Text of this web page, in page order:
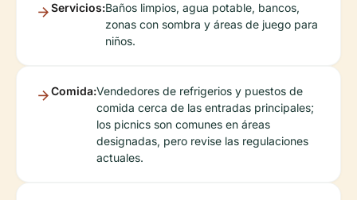
Servicios:Baños limpios, agua potable, bancos,
zonas con sombra y áreas de juego para
niños.
Comida:Vendedores de refrigerios y puestos de
comida cerca de las entradas principales;
los picnics son comunes en áreas
designadas, pero revise las regulaciones
actuales.